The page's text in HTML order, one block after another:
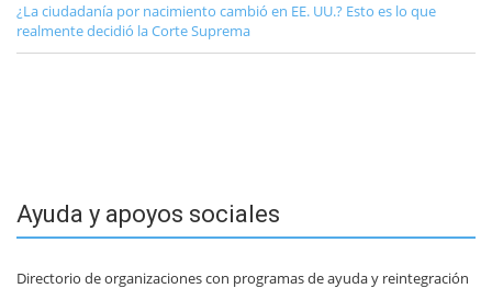
¿La ciudadanía por nacimiento cambió en EE. UU.? Esto es lo que
realmente decidió la Corte Suprema
Ayuda y apoyos sociales
Directorio de organizaciones con programas de ayuda y reintegración